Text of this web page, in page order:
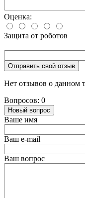
Оценка:
Защита от роботов
Отправить свой отзыв
Нет отзывов о данном
Вопросов: 0
Новый вопрос
Ваше имя
Ваш e-mail
Ваш вопрос